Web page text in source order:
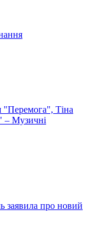
"Перемога", Тіна
– Музичні
заявила про новий